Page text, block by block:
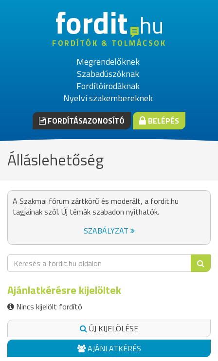
fordithu
FORDÍTÓK & TOLMÁCSOK
Megrendelőknek
Szabadúszóknak
Fordítóirodáknak
Nyelvi szakembereknek
FORDÍTÁSAZONOSÍTÓ BELÉPÉS
Álláslehetőség
A Szakmai fórum zártkörű és moderált, a fordit.hu
tagjainak szól. Új témák szabadon nyithatók.
SZABÁLYZAT
Ajánlatkérésre kijelöltek
Nincs kijelölt fordító
ÚJ KIJELÖLÉSE
AJÁNLATKÉRÉS